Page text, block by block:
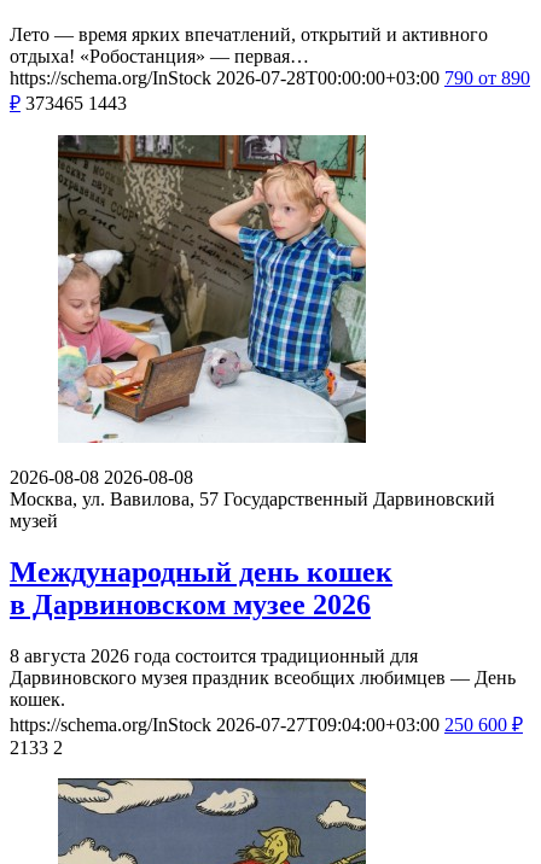
Лето — время ярких впечатлений, открытий и активного
отдыха! «Робостанция» — первая…
https://schema.org/InStock 2026-07-28T00:00:00+03:00 790 от 890
₽ 373465 1443
2026-08-08 2026-08-08
Москва, ул. Вавилова, 57 Государственный Дарвиновский
музей
Международный день кошек
в Дарвиновском музее 2026
8 августа 2026 года состоится традиционный для
Дарвиновского музея праздник всеобщих любимцев — День
кошек.
https://schema.org/InStock 2026-07-27T09:04:00+03:00 250 600 ₽
2133 2